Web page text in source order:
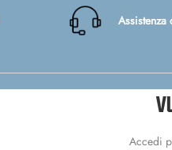
Assistenza
Accedi